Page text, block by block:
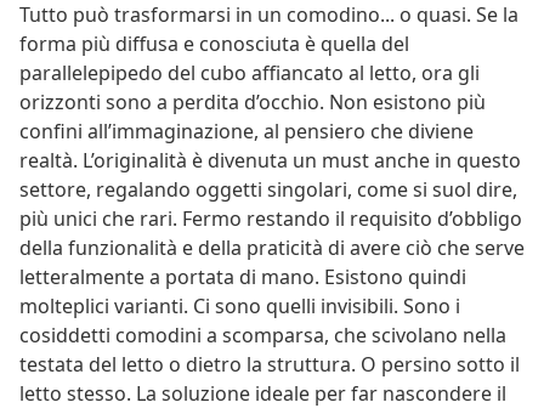
Tutto può trasformarsi in un comodino... o quasi. Se la
forma più diffusa e conosciuta è quella del
parallelepipedo del cubo affiancato al letto, ora gli
orizzonti sono a perdita d’occhio. Non esistono più
confini all’immaginazione, al pensiero che diviene
realtà. L’originalità è divenuta un must anche in questo
settore, regalando oggetti singolari, come si suol dire,
più unici che rari. Fermo restando il requisito d’obbligo
della funzionalità e della praticità di avere ciò che serve
letteralmente a portata di mano. Esistono quindi
molteplici varianti. Ci sono quelli invisibili. Sono i
cosiddetti comodini a scomparsa, che scivolano nella
testata del letto o dietro la struttura. O persino sotto il
letto stesso. La soluzione ideale per far nascondere il